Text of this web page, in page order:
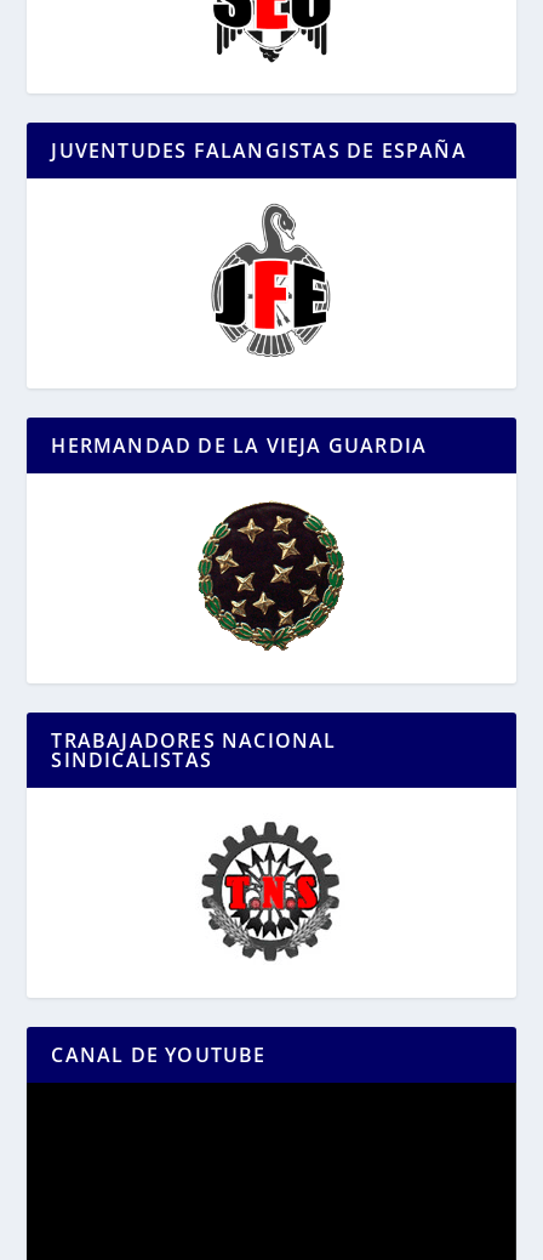
JUVENTUDES FALANGISTAS DE ESPAÑA
HERMANDAD DE LA VIEJA GUARDIA
TRABAJADORES NACIONAL
SINDICALISTAS
CANAL DE YOUTUBE